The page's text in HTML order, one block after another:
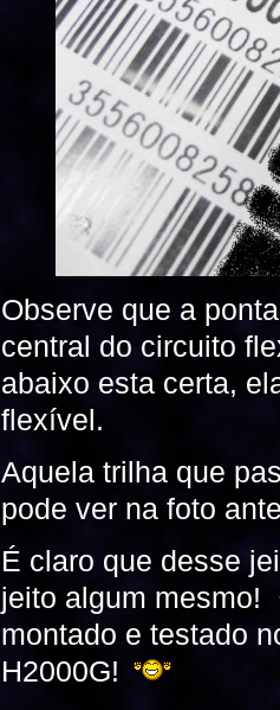
Observe que a
central do circuito
abaixo esta certa,
flexível.
Aquela trilha que
pode ver na foto
É claro que desse
jeito algum mesmo!
montado e testado
H2000G!